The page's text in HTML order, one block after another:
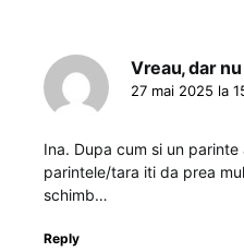
Vreau, dar
27 mai 2025 la
Ina. Dupa cum si un
parintele/tara iti da prea
schimb…
Reply